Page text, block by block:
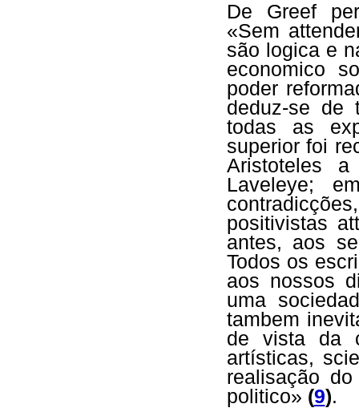
De Greef
«Sem
são logica e
economico
poder
deduz-se de
todas as
superior foi
Aristoteles
Laveleye;
positivistas
antes, aos
Todos os
aos nossos
uma
tambem
de vista da
artísticas,
realisação
politico» (9).